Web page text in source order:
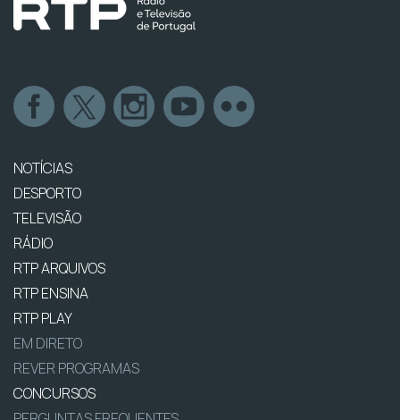
NOTÍCIAS
DESPORTO
TELEVISÃO
RÁDIO
RTP ARQUIVOS
RTP ENSINA
RTP PLAY
EM DIRETO
REVER PROGRAMAS
CONCURSOS